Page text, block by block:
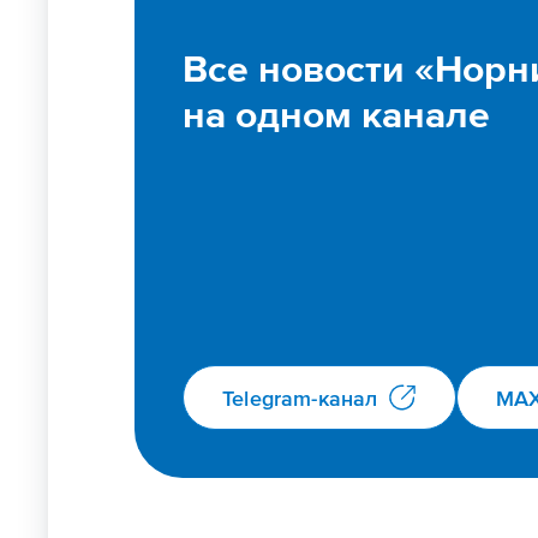
Все новости
на одном канале
Telegram-канал